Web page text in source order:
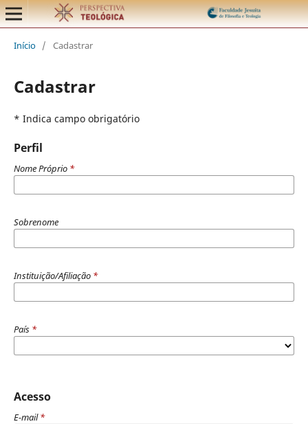
Início / Cadastrar
Cadastrar
* Indica campo obrigatório
Perfil
Nome Próprio *
Sobrenome
Instituição/Afiliação *
País *
Acesso
E-mail*